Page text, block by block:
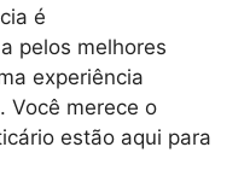
é
pelos melhores
experiência
Você merece o
estão aqui para